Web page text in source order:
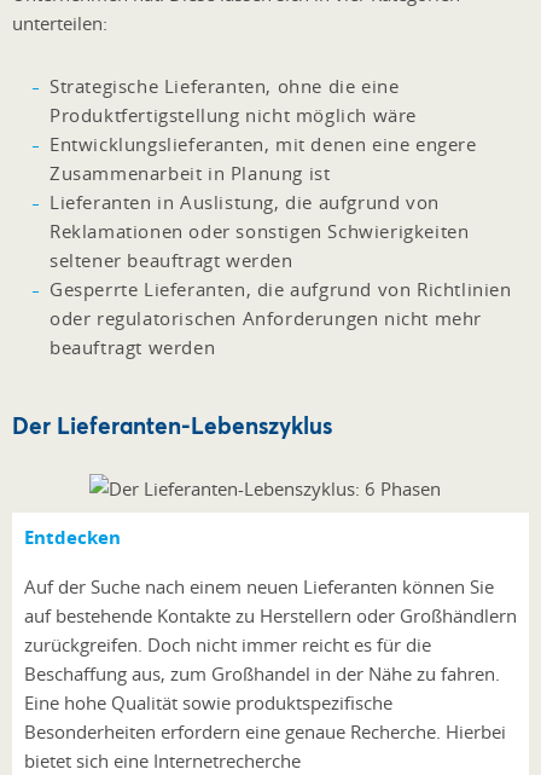
unterteilen:
Strategische Lieferanten, ohne die eine
Produktfertigstellung nicht möglich wäre
Entwicklungslieferanten, mit denen eine engere
Zusammenarbeit in Planung ist
Lieferanten in Auslistung, die aufgrund von
Reklamationen oder sonstigen Schwierigkeiten
seltener beauftragt werden
Gesperrte Lieferanten, die aufgrund von Richtlinien
oder regulatorischen Anforderungen nicht mehr
beauftragt werden
Der Lieferanten-Lebenszyklus
Entdecken
Auf der Suche nach einem neuen Lieferanten können Sie
auf bestehende Kontakte zu Herstellern oder Großhändlern
zurückgreifen. Doch nicht immer reicht es für die
Beschaffung aus, zum Großhandel in der Nähe zu fahren.
Eine hohe Qualität sowie produktspezifische
Besonderheiten erfordern eine genaue Recherche. Hierbei
bietet sich eine Internetrecherche